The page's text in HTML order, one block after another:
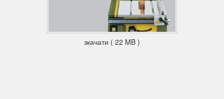
зкачати ( 22 MB )